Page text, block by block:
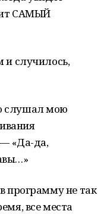
САМЫЙ
и случилось,
слушал мою
— «Да-да,
программу не так
все места